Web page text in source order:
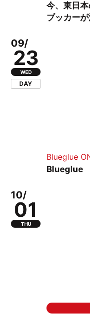
今、東日
ブッカー
09/
23
WED
DAY
Blueglue
Blueglue
10/
01
THU